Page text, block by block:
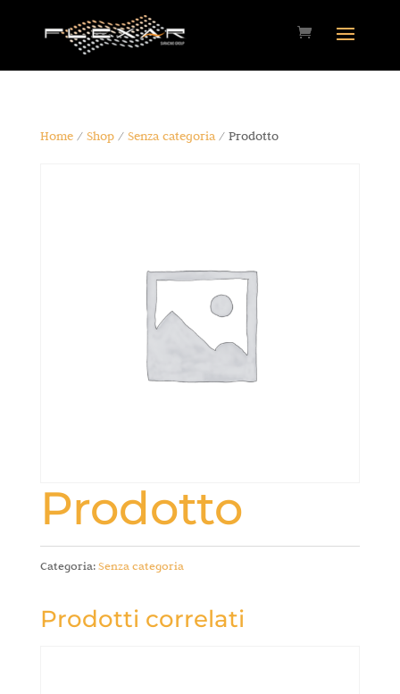
Home/ Shop/ Senza categoria/ Prodotto
Prodotto
Categoria:Senza categoria
Prodotti correlati